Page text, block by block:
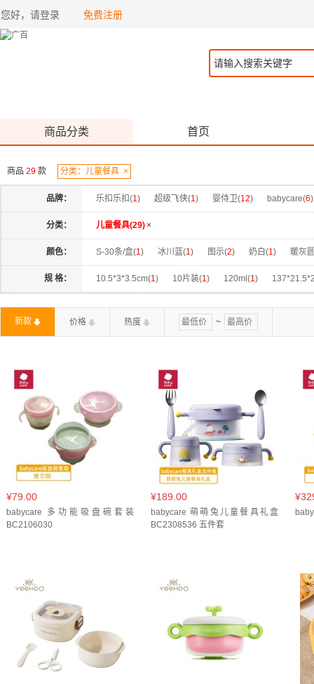
您好，请登录 免费注册
商品分类 首页
商品 29 款 分类：儿童餐具 ×
品牌： 乐扣乐扣(1) 超级飞侠(1) 婴侍卫(12) babycare(6)
分类： 儿童餐具(29) ×
颜色： S-30条/盒(1) 冰川蓝(1) 图示(2) 奶白(1) 暖灰
蒙因蓝(1 藕荷粉(1) M-20条/盒(1) 天空蓝(1)
粉色天鹅(1)
规 格： 10.5*3*3.5cm(1) 10片装(1) 120ml(1)
新款
价格 热度 ~
¥79.00
babycare 多功能吸盘碗套装
BC2106030
¥189.00
babycare 萌萌兔儿童餐具礼盒
BC2308536 五件套